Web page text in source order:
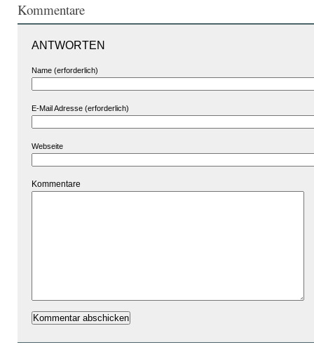
Kommentare
ANTWORTEN
Name (erforderlich)
E-Mail Adresse (erforderlich)
Webseite
Kommentare